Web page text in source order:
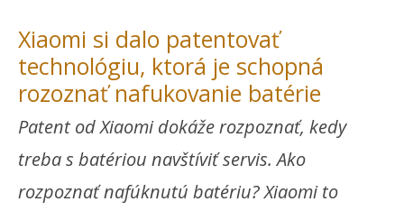
Xiaomi si dalo patentovať
technológiu, ktorá je schopná
rozoznať nafukovanie batérie
Patent od Xiaomi dokáže rozpoznať, kedy
treba s batériou navštíviť servis. Ako
rozpoznať nafúknutú batériu? Xiaomi to